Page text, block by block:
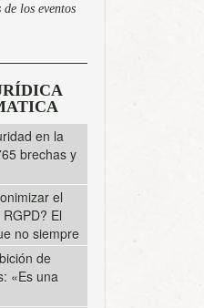
los eventos
en la
brechas y
el
El
no siempre
de
«Es una